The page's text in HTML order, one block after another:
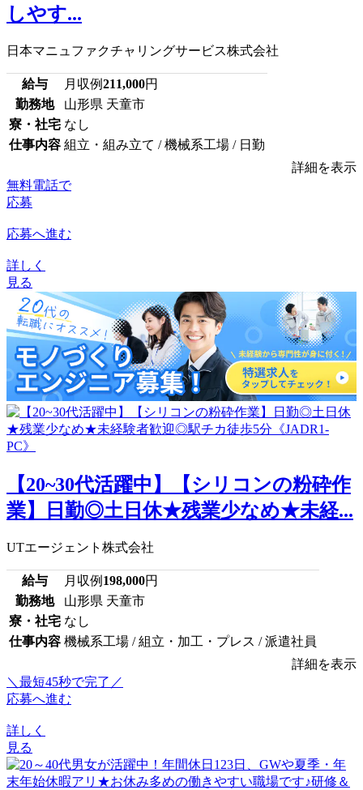
しやす...
日本マニュファクチャリングサービス株式会社
給与 月収例211,000円
勤務地
山形県 天童市
寮・社宅 なし
仕事内容 組立・組み立て / 機械系工場 / 日勤
詳細を表示
無料電話で
応募
応募へ進む
詳しく
見る
【20~30代活躍中】【シリコンの粉砕作
業】日勤◎土日休★残業少なめ★未経...
UTエージェント株式会社
給与 月収例 198,000円
勤務地
山形県 天童市
寮・社宅 なし
仕事内容 機械系工場 / 組立・加工・プレス / 派遣社員
詳細を表示
＼最短45秒で完了／
応募へ進む
詳しく
見る